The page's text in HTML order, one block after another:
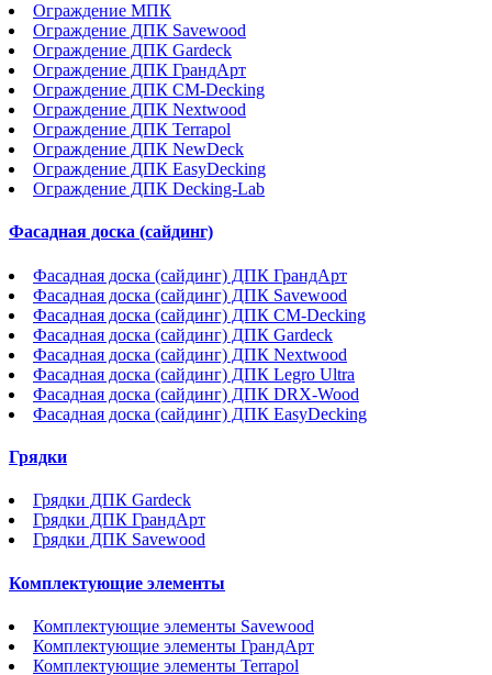
Ограждение МПК
Ограждение ДПК Savewood
Ограждение ДПК Gardeck
Ограждение ДПК ГрандАрт
Ограждение ДПК CM-Decking
Ограждение ДПК Nextwood
Ограждение ДПК Terrapol
Ограждение ДПК NewDeck
Ограждение ДПК EasyDecking
Ограждение ДПК Decking-Lab
Фасадная доска (сайдинг)
Фасадная доска (сайдинг) ДПК ГрандАрт
Фасадная доска (сайдинг) ДПК Savewood
Фасадная доска (сайдинг) ДПК CM-Decking
Фасадная доска (сайдинг) ДПК Gardeck
Фасадная доска (сайдинг) ДПК Nextwood
Фасадная доска (сайдинг) ДПК Legro Ultra
Фасадная доска (сайдинг) ДПК DRX-Wood
Фасадная доска (сайдинг) ДПК EasyDecking
Грядки
Грядки ДПК Gardeck
Грядки ДПК ГрандАрт
Грядки ДПК Savewood
Комплектующие элементы
Комплектующие элементы Savewood
Комплектующие элементы ГрандАрт
Комплектующие элементы Terrapol